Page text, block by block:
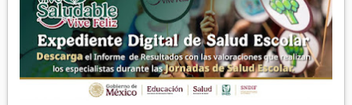
ARTE Y CULTURA
TURISMO
DEPORTES
JUDICIAL
CAPITAL
REGIÓN ORIENTE
HUAMANTLA
NACIONAL